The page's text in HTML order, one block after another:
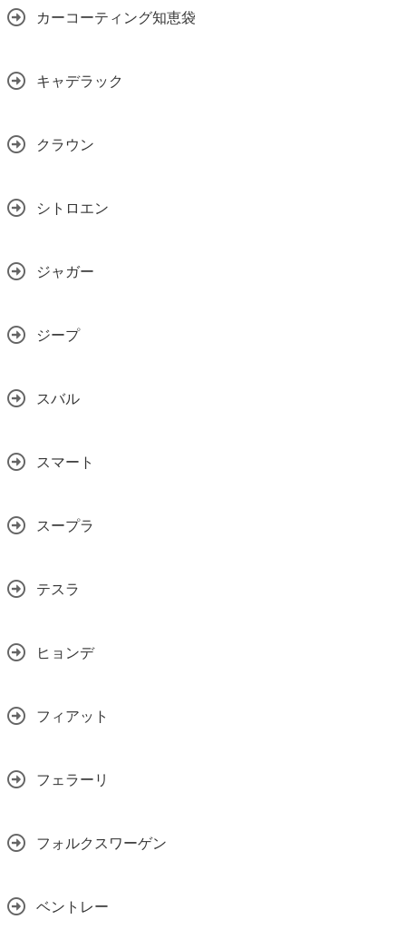
カーコーティング知恵袋
キャデラック
クラウン
シトロエン
ジャガー
ジープ
スバル
スマート
スープラ
テスラ
ヒョンデ
フィアット
フェラーリ
フォルクスワーゲン
ベントレー